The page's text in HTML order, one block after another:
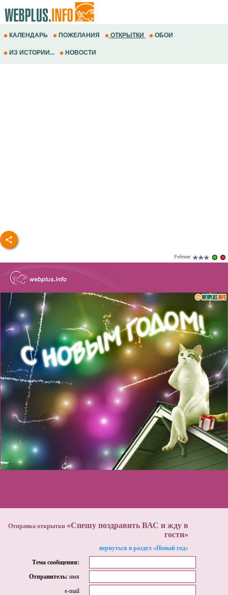
КАЛЕНДАРЬ ПОЖЕЛАНИЯ ОТКРЫТКИ ОБОИ
ИЗ ИСТОРИИ... НОВОСТИ
Рейтинг
Отправка открытки «Спешу поздравить ВАС и жду в
гости»
вернуться в раздел «Новый год»
Тема сообщения:
Отправитель: имя
e-mail